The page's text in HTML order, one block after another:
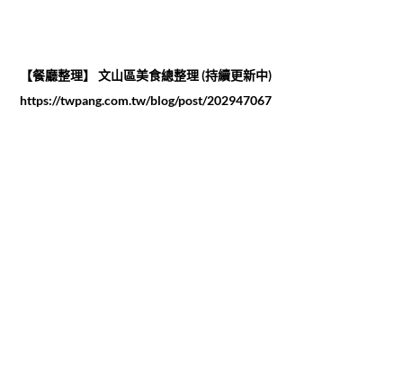
【餐廳整理】 文山區美食總整理 (持續更新中)
https://twpang.com.tw/blog/post/202947067